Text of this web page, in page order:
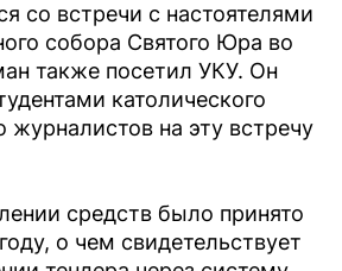
со встречи с настоятелями
собора Святого Юра во
также посетил УКУ. Он
католического
журналистов на эту встречу
средств было принято
о чем свидетельствует